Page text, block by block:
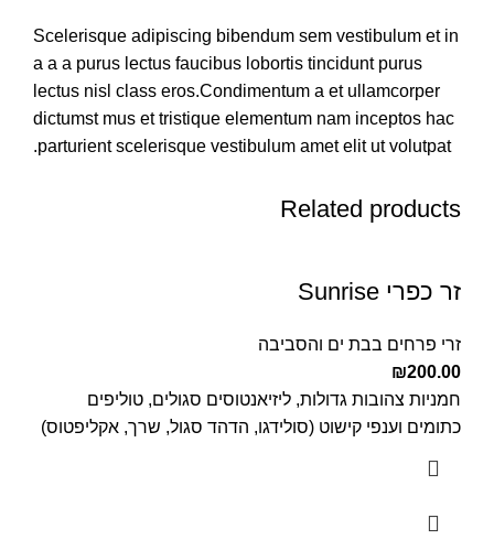
Scelerisque adipiscing bibendum sem vestibulum et in
a a a purus lectus faucibus lobortis tincidunt purus
lectus nisl class eros.Condimentum a et ullamcorper
dictumst mus et tristique elementum nam inceptos hac
parturient scelerisque vestibulum amet elit ut volutpat.
Related products
זר כפרי Sunrise
זרי פרחים בבת ים והסביבה
₪200.00
חמניות צהובות גדולות, ליזיאנטוסים סגולים, טוליפים
כתומים וענפי קישוט (סולידגו, הדהד סגול, שרך, אקליפטוס)